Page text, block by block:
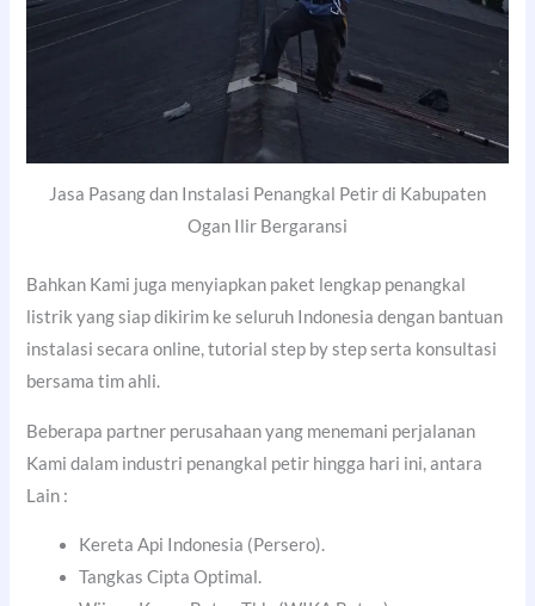
Jasa Pasang dan Instalasi Penangkal Petir di Kabupaten
Ogan Ilir Bergaransi
Bahkan Kami juga menyiapkan paket lengkap penangkal
listrik yang siap dikirim ke seluruh Indonesia dengan bantuan
instalasi secara online, tutorial step by step serta konsultasi
bersama tim ahli.
Beberapa partner perusahaan yang menemani perjalanan
Kami dalam industri penangkal petir hingga hari ini, antara
Lain :
Kereta Api Indonesia (Persero).
Tangkas Cipta Optimal.